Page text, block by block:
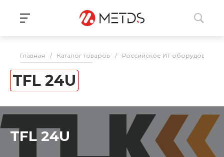
Главная / Каталог товаров / Российское ИТ оборудование
TFL 24U
TFL 24U